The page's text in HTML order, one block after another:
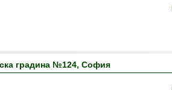
градина №124, София